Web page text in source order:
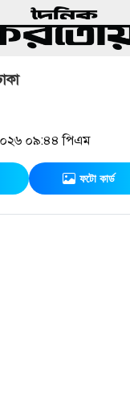
০৯:৪৪ পিএম
ফটো কার্ড